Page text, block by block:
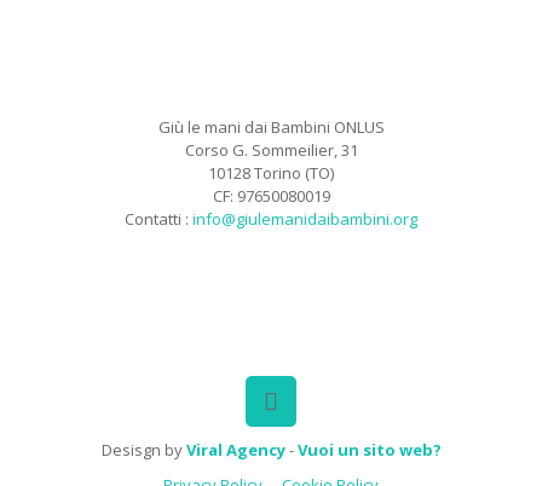
Giù le mani dai Bambini ONLUS
Corso G. Sommeilier, 31
10128 Torino (TO)
CF: 97650080019
Contatti : info@giulemanidaibambini.org
Desisgn byViral Agency-Vuoi un sito web?